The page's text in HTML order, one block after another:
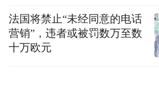
法国将禁止“未经同意的电话
营销”，违者或被罚数万至数
十万欧元